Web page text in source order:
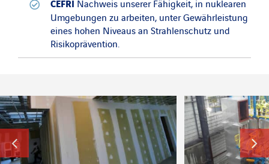
CEFRI Nachweis unserer Fähigkeit, in nuklearen
Umgebungen zu arbeiten, unter Gewährleistung
eines hohen Niveaus an Strahlenschutz und
Risikoprävention.